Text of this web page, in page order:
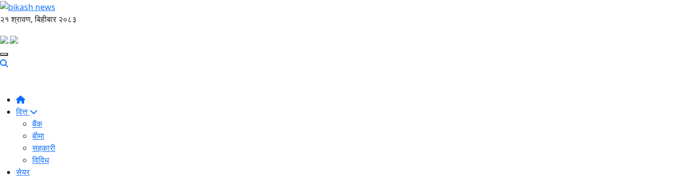
२१ श्रावण, बिहीबार २०८३
वित्त
बैंक
बीमा
सहकारी
विविध
सेयर